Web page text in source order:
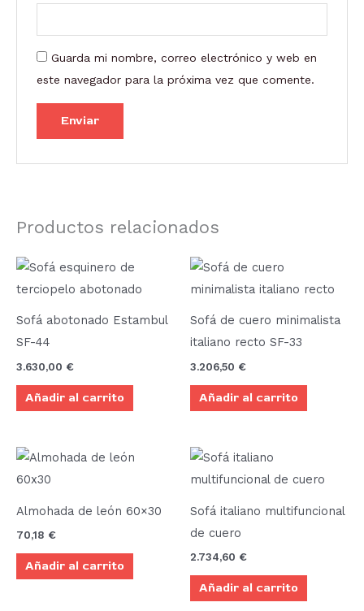
Guarda mi nombre, correo electrónico y web en
este navegador para la próxima vez que comente.
Productos relacionados
Sofá abotonado Estambul
SF-44
3.630,00 €
Añadir al carrito
Sofá de cuero minimalista
italiano recto SF-33
3.206,50 €
Añadir al carrito
Almohada de león 60×30
70,18 €
Añadir al carrito
Sofá italiano multifuncional
de cuero
2.734,60 €
Añadir al carrito